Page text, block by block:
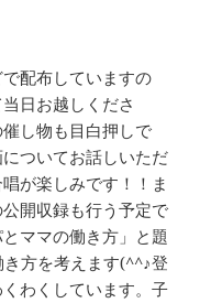
配布していますの
日お越しくださ
し物も目白押しで
ついてお話しいただ
が楽しみです！！ま
開収録も行う予定で
ママの働き方」と題
方を考えます(^^♪登
わくしています。子